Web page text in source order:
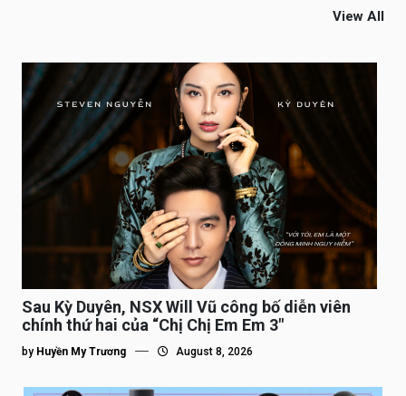
View All
Sau Kỳ Duyên, NSX Will Vũ công bố diễn viên
chính thứ hai của “Chị Chị Em Em 3″
by Huyền My Trương August 8, 2026